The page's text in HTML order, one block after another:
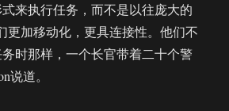
来执行任务，而不是以往庞大的
更加移动化，更具连接性。他们不
时那样，一个长官带着二十个警
说道。